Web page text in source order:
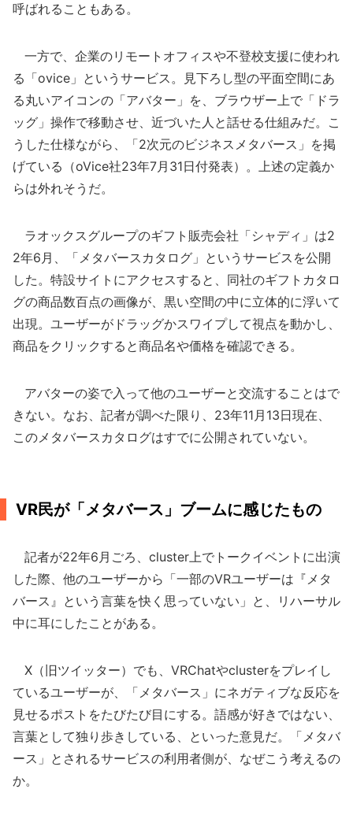
呼ばれることもある。
一方で、企業のリモートオフィスや不登校支援に使われ
る「ovice」というサービス。見下ろし型の平面空間にあ
る丸いアイコンの「アバター」を、ブラウザー上で「ドラ
ッグ」操作で移動させ、近づいた人と話せる仕組みだ。こ
うした仕様ながら、「2次元のビジネスメタバース」を掲
げている（oVice社23年7月31日付発表）。上述の定義か
らは外れそうだ。
ラオックスグループのギフト販売会社「シャディ」は2
2年6月、「メタバースカタログ」というサービスを公開
した。特設サイトにアクセスすると、同社のギフトカタロ
グの商品数百点の画像が、黒い空間の中に立体的に浮いて
出現。ユーザーがドラッグかスワイプして視点を動かし、
商品をクリックすると商品名や価格を確認できる。
アバターの姿で入って他のユーザーと交流することはで
きない。なお、記者が調べた限り、23年11月13日現在、
このメタバースカタログはすでに公開されていない。
VR民が「メタバース」ブームに感じたもの
記者が22年6月ごろ、cluster上でトークイベントに出演
した際、他のユーザーから「一部のVRユーザーは『メタ
バース』という言葉を快く思っていない」と、リハーサル
中に耳にしたことがある。
X（旧ツイッター）でも、VRChatやclusterをプレイし
ているユーザーが、「メタバース」にネガティブな反応を
見せるポストをたびたび目にする。語感が好きではない、
言葉として独り歩きしている、といった意見だ。「メタバ
ース」とされるサービスの利用者側が、なぜこう考えるの
か。